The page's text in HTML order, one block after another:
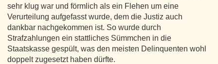
sehr klug war und förmlich als ein Flehen um eine
Verurteilung aufgefasst wurde, dem die Justiz auch
dankbar nachgekommen ist. So wurde durch
Strafzahlungen ein stattliches Sümmchen in die
Staatskasse gespült, was den meisten Delinquenten wohl
doppelt zugesetzt haben dürfte.